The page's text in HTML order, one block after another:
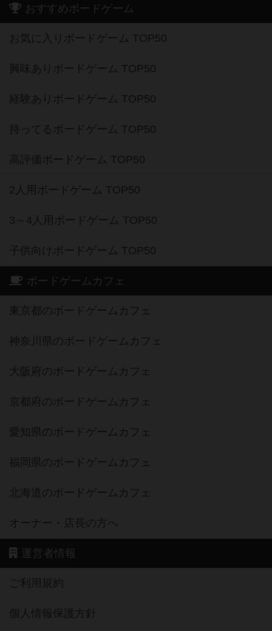
おすすめボードゲーム
お気に入りボードゲーム TOP50
興味ありボードゲーム TOP50
経験ありボードゲーム TOP50
持ってるボードゲーム TOP50
高評価ボードゲーム TOP50
2人用ボードゲーム TOP50
3～4人用ボードゲーム TOP50
子供向けボードゲーム TOP50
ボードゲームカフェ
東京都のボードゲームカフェ
神奈川県のボードゲームカフェ
大阪府のボードゲームカフェ
京都府のボードゲームカフェ
愛知県のボードゲームカフェ
福岡県のボードゲームカフェ
北海道のボードゲームカフェ
オーナー・店長の方へ
運営者情報
ご利用規約
個人情報保護方針